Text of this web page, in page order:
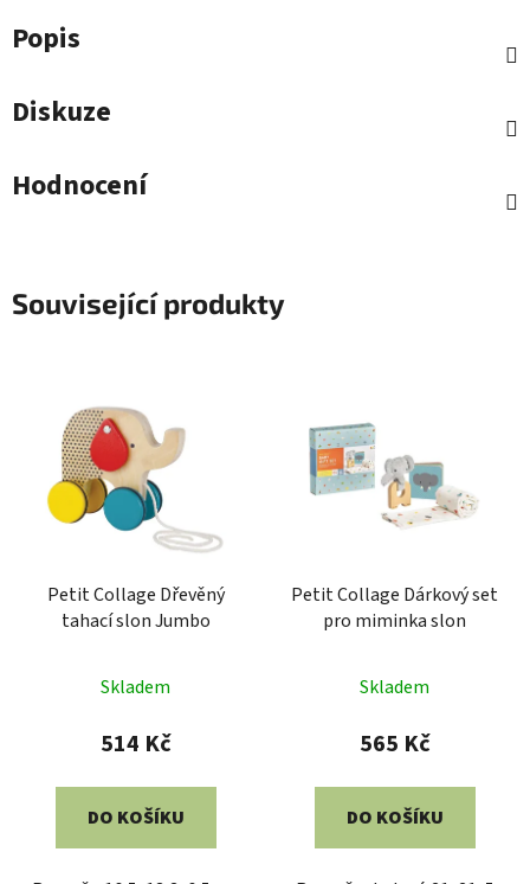
Popis
Diskuze
Hodnocení
Související produkty
Petit Collage Dřevěný
tahací slon Jumbo
Skladem
514 Kč
DO KOŠÍKU
Petit Collage Dárkový set
pro miminka slon
Skladem
565 Kč
DO KOŠÍKU